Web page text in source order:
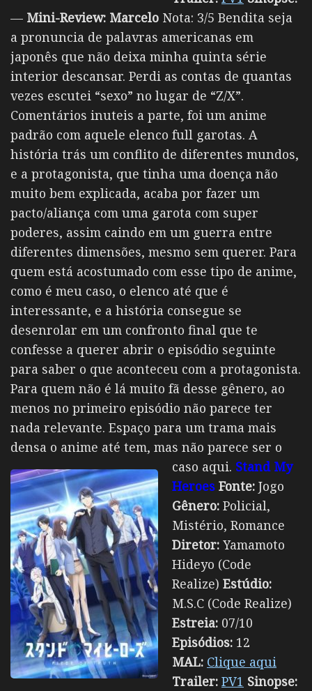
— Mini-Review: Marcelo Nota: 3/5 Bendita seja
a pronuncia de palavras americanas em
japonês que não deixa minha quinta série
interior descansar. Perdi as contas de quantas
vezes escutei “sexo” no lugar de “Z/X”.
Comentários inuteis a parte, foi um anime
padrão com aquele elenco full garotas. A
história trás um conflito de diferentes mundos,
e a protagonista, que tinha uma doença não
muito bem explicada, acaba por fazer um
pacto/aliança com uma garota com super
poderes, assim caindo em um guerra entre
diferentes dimensões, mesmo sem querer. Para
quem está acostumado com esse tipo de anime,
como é meu caso, o elenco até que é
interessante, e a história consegue se
desenrolar em um confronto final que te
confesse a querer abrir o episódio seguinte
para saber o que aconteceu com a protagonista.
Para quem não é lá muito fã desse gênero, ao
menos no primeiro episódio não parece ter
nada relevante. Espaço para um trama mais
densa o anime até tem, mas não parece ser o
caso aqui. Stand My
Heroes Fonte: Jogo
Gênero: Policial,
Mistério, Romance
Diretor: Yamamoto
Hideyo (Code
Realize) Estúdio:
M.S.C (Code Realize)
Estreia: 07/10
Episódios: 12
MAL: Clique aqui
Trailer: PV1 Sinopse: